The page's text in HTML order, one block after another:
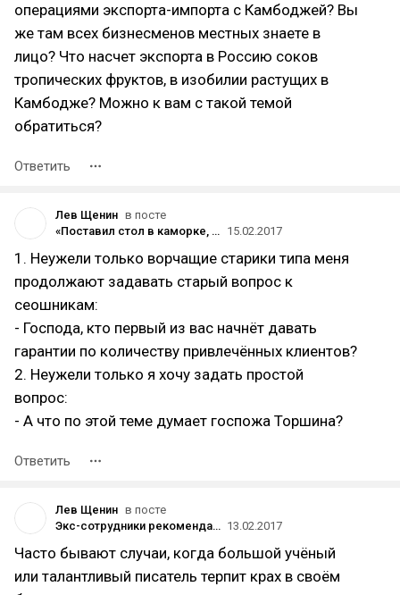
операциями экспорта-импорта с Камбоджей? Вы
же там всех бизнесменов местных знаете в
лицо? Что насчет экспорта в Россию соков
тропических фруктов, в изобилии растущих в
Камбодже? Можно к вам с такой темой
обратиться?
Ответить
Лев Щенин в посте
«Поставил стол в каморке, и ты — digital-агентство» 15.02.2017
1. Неужели только ворчащие старики типа меня
продолжают задавать старый вопрос к
сеошникам:
- Господа, кто первый из вас начнёт давать
гарантии по количеству привлечённых клиентов?
2. Неужели только я хочу задать простой
вопрос:
- А что по этой теме думает госпожа Торшина?
Ответить
Лев Щенин в посте
Экс-сотрудники рекомендательного сервиса «Имхонет» рассказали о массовых увольнениях и заморозке проекта 13.02.2017
Часто бывают случаи, когда большой учёный
или талантливый писатель терпит крах в своём